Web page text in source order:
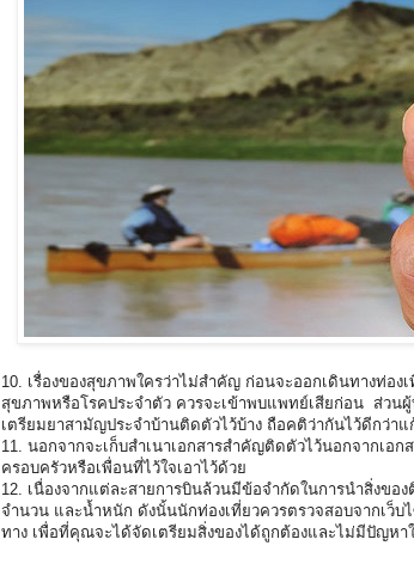
10. เรื่องของสุขภาพใครว่าไม่สำคัญ ก่อนจะออกเดินทางท่อ
สุขภาพหรือโรคประจำตัว ควรจะเข้าพบแพทย์เสียก่อน ส่วน
เตรียมยาสามัญประจำบ้านติดตัวไว้บ้าง ถือคติว่ากันไว้ดีกว่า
11. นอกจากจะเก็บสำเนาเอกสารสำคัญติดตัวไว้นอกจากเอ
ครอบครัวหรือเพื่อนที่ไว้ใจเอาไว้ด้วย
12. เนื่องจากแต่ละสายการบินล้วนมีข้อจำกัดในการนำสิ่งขอ
จำนวน และน้ำหนัก ดังนั้นนักท่องเที่ยวควรตรวจสอบจากเว็
ทาง เพื่อที่คุณจะได้จัดเตรียมสิ่งของได้ถูกต้องและไม่มีปัญหา